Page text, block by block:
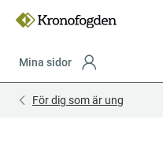
innehåll
Mina sidor
För dig som är ung
start
end